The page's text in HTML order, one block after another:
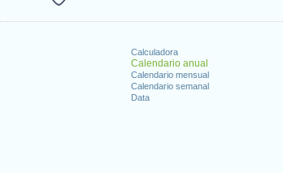
Calculadora
Calendario anual
Calendario mensual
Calendario semanal
Data